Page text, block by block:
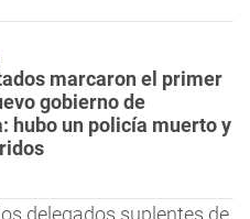
marcaron el primer
gobierno de
hubo un policía muerto y
delegados suplentes de